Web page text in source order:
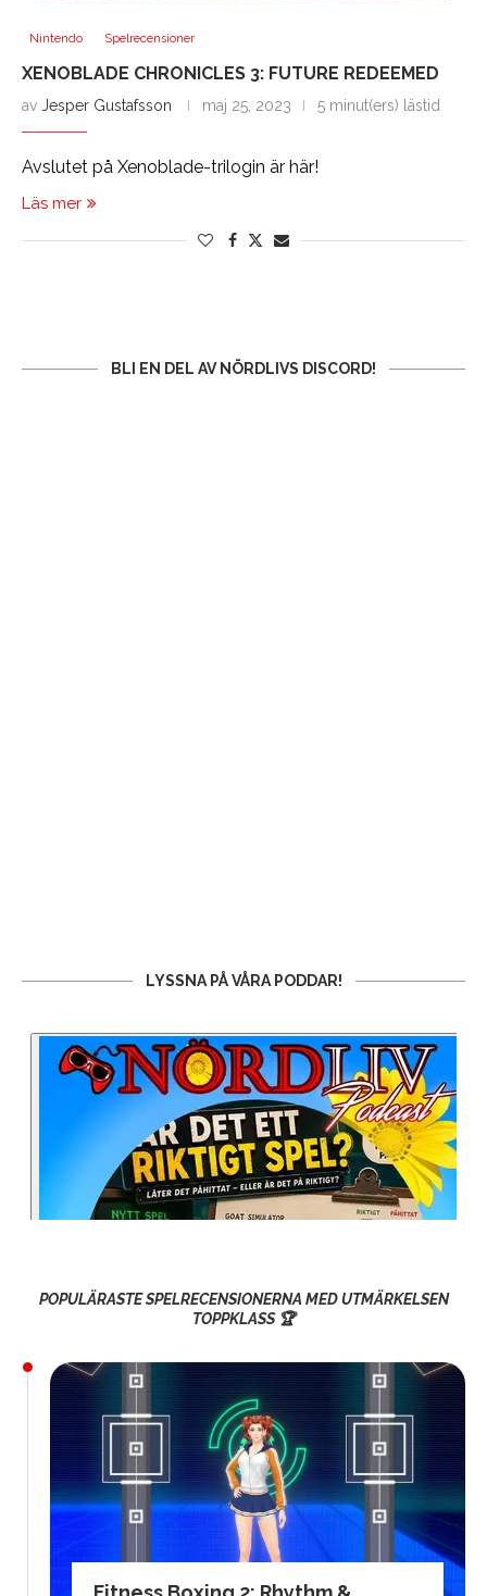
Nintendo Spelrecensioner
XENOBLADE CHRONICLES 3: FUTURE REDEEMED
av Jesper Gustafsson maj 25, 2023 5 minut(ers) lästid
Avslutet på Xenoblade-trilogin är här!
Läs mer
BLI EN DEL AV NÖRDLIVS DISCORD!
LYSSNA PÅ VÅRA PODDAR!
POPULÄRASTE SPELRECENSIONERNA MED UTMÄRKELSEN
TOPPKLASS 🏆